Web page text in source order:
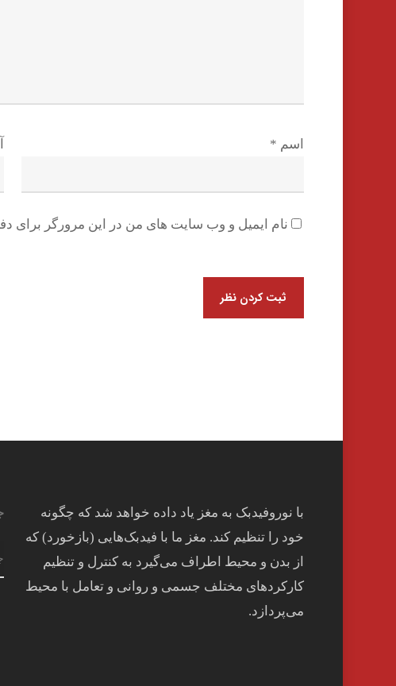
اسم *
نام ایمیل و وب سایت های من در این مرورگر برای
با نوروفیدبک به مغز ياد داده خواهد شد كه چگونه
خود را تنظيم كند. مغز ما با فيدبک‌هايی (بازخورد) که
از بدن و محيط اطراف می‌گيرد به کنترل و تنظيم
کارکردهای مختلف جسمی و روانی و تعامل با محيط
می‌پردازد.